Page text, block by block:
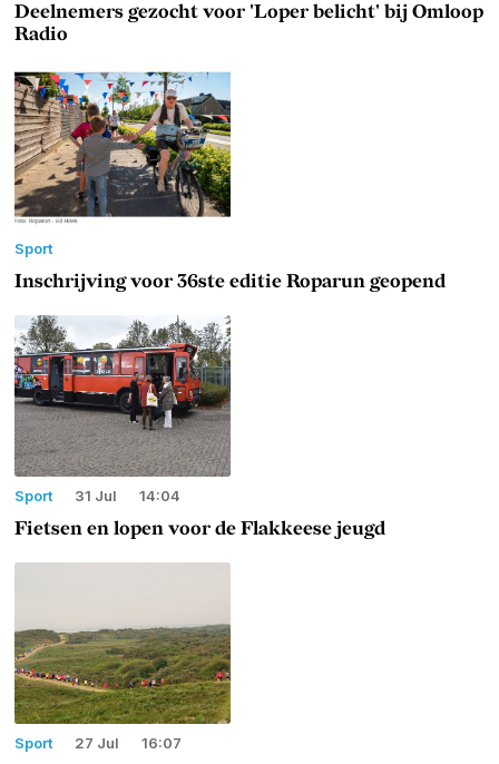
Deelnemers gezocht voor 'Loper belicht' bij Omloop
Radio
Sport
Inschrijving voor 36ste editie Roparun geopend
Sport 31 Jul 14:04
Fietsen en lopen voor de Flakkeese jeugd
Sport 27 Jul 16:07